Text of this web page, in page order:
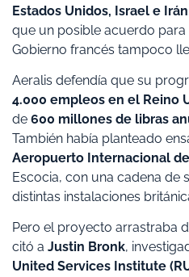
Estados Unidos, Israel e Irán
que un posible acuerdo
Gobierno francés tampoco
Aeralis defendía que su
4.000 empleos en el Reino
de 600 millones de libras
También había planteado
Aeropuerto Internacional
Escocia, con una cadena de
distintas instalaciones
Pero el proyecto arrastraba
citó a Justin Bronk,
United Services Institute